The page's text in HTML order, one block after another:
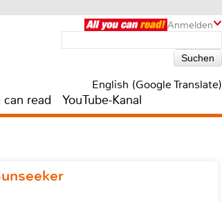
Anmelden
English (Google Translate)
read YouTube-Kanal